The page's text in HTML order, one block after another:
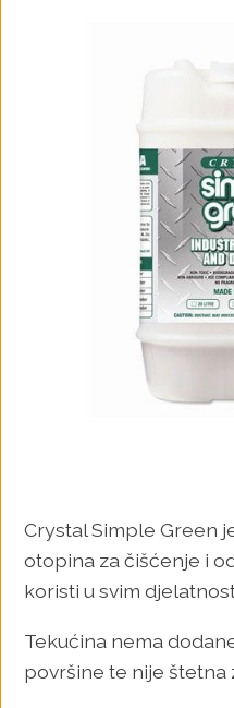
Crystal Simple Green
otopina za čišćenje i
koristi u svim
Tekućina nema
površine te nije štetna